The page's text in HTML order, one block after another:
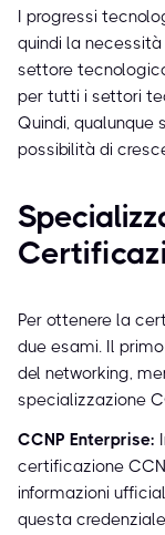
I progressi
quindi la necessità
settore
per tutti i settori
Quindi, qualunque
possibilità di
Per ottenere la
due esami. Il
del networking,
specializzazione
CCNP Enterprise:
certificazione
informazioni
questa